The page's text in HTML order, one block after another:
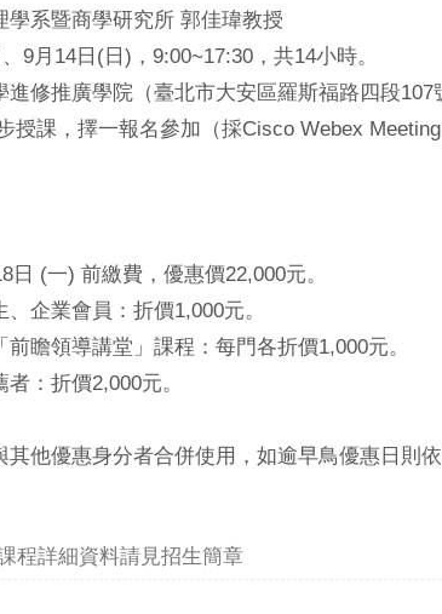
學系暨商學研究所 郭佳瑋教授
9月14日(日)，9:00~17:30，共14小時。
進修推廣學院（臺北市大安區羅斯福路四段107
授課，擇一報名參加（採Cisco Webex
(一) 前繳費，優惠價22,000元。
企業會員：折價1,000元。
瞻領導講堂」課程：每門各折價1,000元。
：折價2,000元。
其他優惠身分者合併使用，如逾早鳥優惠日則
程詳細資料請見招生簡章